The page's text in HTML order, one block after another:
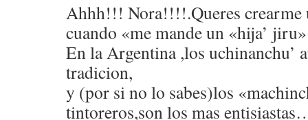
Ahhh!!! Nora!!!!.Queres crearme
cuando «me mande un «hija’
En la Argentina ,los uchinanchu’
tradicion,
y (por si no lo sabes)los
tintoreros,son los mas